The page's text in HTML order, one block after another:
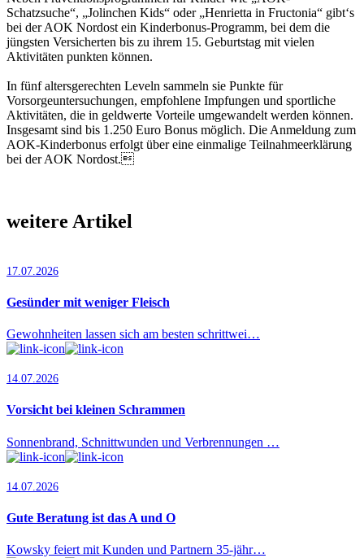
Schatzsuche“, „Jolinchen Kids“ oder „Henrietta in Fructonia“ gibt‘s
bei der AOK Nordost ein Kinderbonus-Programm, bei dem die
jüngsten Versicherten bis zu ihrem 15. Geburtstag mit vielen
Aktivitäten punkten können.
In fünf altersgerechten Leveln sammeln sie Punkte für
Vorsorgeuntersuchungen, empfohlene Impfungen und sportliche
Aktivitäten, die in geldwerte Vorteile umgewandelt werden können.
Insgesamt sind bis 1.250 Euro Bonus möglich. Die Anmeldung zum
AOK-Kinderbonus erfolgt über eine einmalige Teilnahmeerklärung
bei der AOK Nordost.
weitere Artikel
17.07.2026
Gesünder mit weniger Fleisch
Gewohnheiten lassen sich am besten schrittwei…
14.07.2026
Vorsicht bei kleinen Schrammen
Sonnenbrand, Schnittwunden und Verbrennungen …
14.07.2026
Gute Beratung ist das A und O
Kowsky feiert mit Kunden und Partnern 35-jähr…